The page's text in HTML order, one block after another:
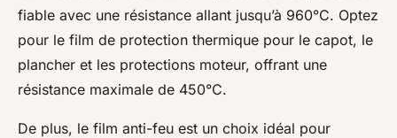
fiable avec une résistance allant jusqu’à 960°C. Optez
pour le film de protection thermique pour le capot, le
plancher et les protections moteur, offrant une
résistance maximale de 450°C.
De plus, le film anti-feu est un choix idéal pour